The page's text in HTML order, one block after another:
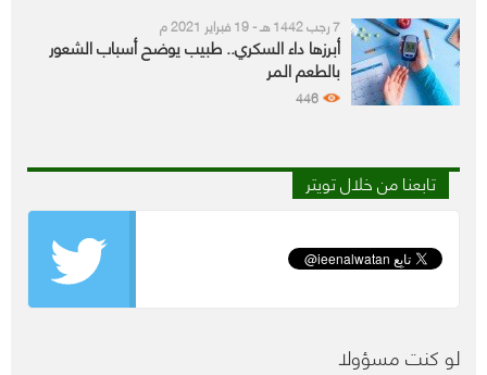
7 رجب 1442 هـ - 19 فبراير 2021 م
أبرزها داء السكري.. طبيب يوضح أسباب الشعور
بالطعم المر
446
تابعنا من خلال تويتر
لو كنت مسؤولا